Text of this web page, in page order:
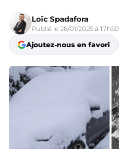
Loïc Spadafora
Publié le 28/01/2025 à 17h50
Ajoutez-nous en favori